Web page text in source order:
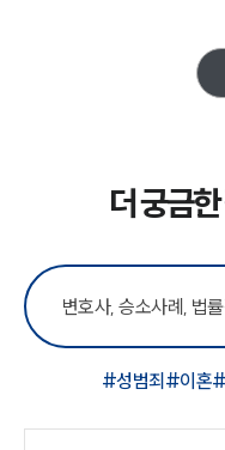
더 궁금
#성범죄 #이혼